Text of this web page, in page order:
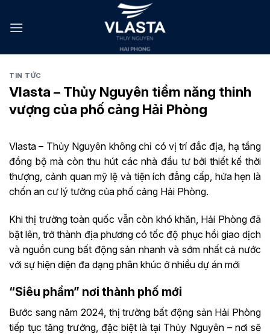
TIN TỨC
Vlasta – Thủy Nguyên tiềm năng thinh
vượng của phố cảng Hải Phòng
Vlasta – Thủy Nguyên không chỉ có vị trí đắc địa, hạ tầng
đồng bộ mà còn thu hút các nhà đầu tư bởi thiết kế thời
thượng, cảnh quan mỹ lệ và tiện ích đẳng cấp, hứa hẹn là
chốn an cư lý tưởng của phố cảng Hải Phòng.
Khi thị trường toàn quốc vẫn còn khó khăn, Hải Phòng đã
bật lên, trở thành địa phương có tốc độ phục hồi giao dịch
và nguồn cung bất động sản nhanh và sớm nhất cả nước
với sự hiện diện đa dạng phân khúc ở nhiều dự án mới
“Siêu phẩm” nơi thành phố mới
Bước sang năm 2024, thị trường bất động sản Hải Phòng
tiếp tục tăng trưởng, đặc biệt là tại Thủy Nguyên – nơi sẽ